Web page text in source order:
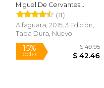
Miguel De Cervantes
Saavedra
(11)
Alfaguara, 2015, 3 Edición,
Tapa Dura, Nuevo
Rápido